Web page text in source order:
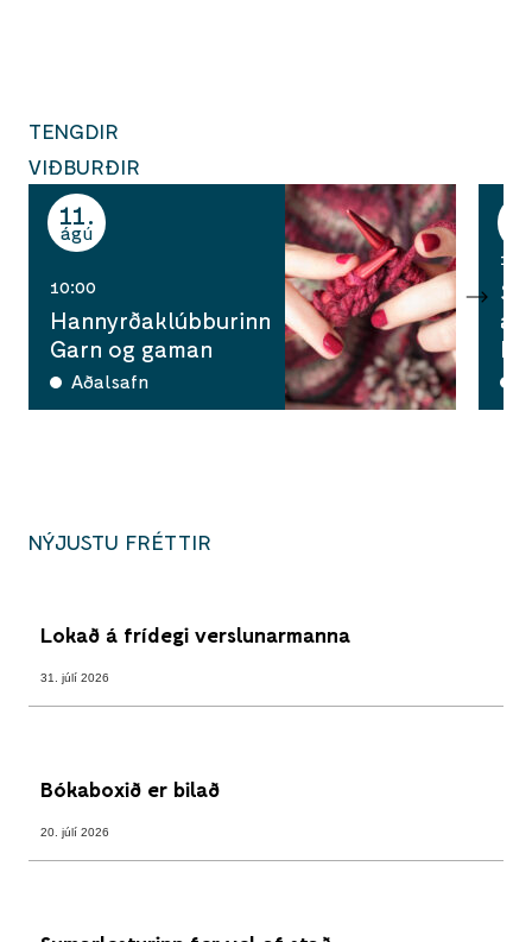
TENGDIR
VIÐBURÐIR
11
ágú
10:00
Hannyrðaklúbburinn
Garn og gaman
Aðalsafn
NÝJUSTU FRÉTTIR
Lokað á frídegi verslunarmanna
31. júlí 2026
Bókaboxið er bilað
20. júlí 2026